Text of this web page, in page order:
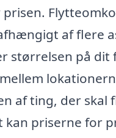
af flere
størrelsen på dit
af ting, der skal
kan priserne for